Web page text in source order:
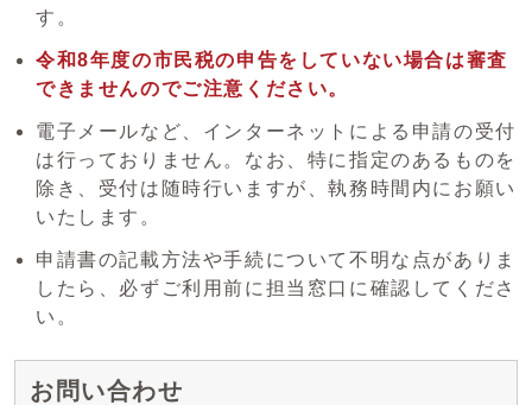
す。
令和8年度の市民税の申告をしていない場合は審査
できませんのでご注意ください。
電子メールなど、インターネットによる申請の受付
は行っておりません。なお、特に指定のあるものを
除き、受付は随時行いますが、執務時間内にお願い
いたします。
申請書の記載方法や手続について不明な点がありま
したら、必ずご利用前に担当窓口に確認してくださ
い。
お問い合わせ